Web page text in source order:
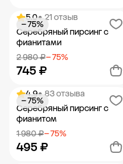
Добавить в корзину
5.0• 21 отзыв
Серебряный пирсинг с
фианитами
2 980 ₽− 75%
745 ₽
− 75%
Добавить в корзину
4.9• 83 отзыва
Серебряный пирсинг с
фианитом
1 980 ₽− 75%
495 ₽
− 75%